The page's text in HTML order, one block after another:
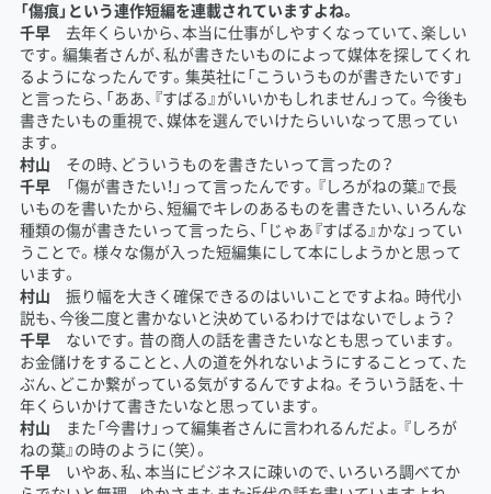
「傷痕」という連作短編を連載されていますよね。
千早去年くらいから、本当に仕事がしやすくなっていて、楽しい
です。編集者さんが、私が書きたいものによって媒体を探してくれ
るようになったんです。集英社に「こういうものが書きたいです」
と言ったら、「ああ、『すばる』がいいかもしれません」って。今後も
書きたいもの重視で、媒体を選んでいけたらいいなって思ってい
ます。
村山 その時、どういうものを書きたいって言ったの？
千早「傷が書きたい！」って言ったんです。『しろがねの葉』で長
いものを書いたから、短編でキレのあるものを書きたい、いろんな
種類の傷が書きたいって言ったら、「じゃあ『すばる』かな」ってい
うことで。様々な傷が入った短編集にして本にしようかと思って
います。
村山 振り幅を大きく確保できるのはいいことですよね。時代小
説も、今後二度と書かないと決めているわけではないでしょう？
千早ないです。昔の商人の話を書きたいなとも思っています。
お金儲けをすることと、人の道を外れないようにすることって、た
ぶん、どこか繋がっている気がするんですよね。そういう話を、十
年くらいかけて書きたいなと思っています。
村山 また「今書け」って編集者さんに言われるんだよ。『しろが
ねの葉』の時のように（笑）。
千早いやあ、私、本当にビジネスに疎いので、いろいろ調べてか